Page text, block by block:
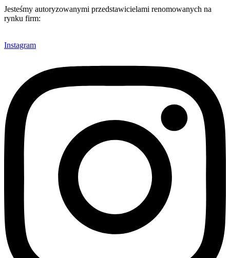
Jesteśmy autoryzowanymi przedstawicielami renomowanych na
rynku firm:
Instagram